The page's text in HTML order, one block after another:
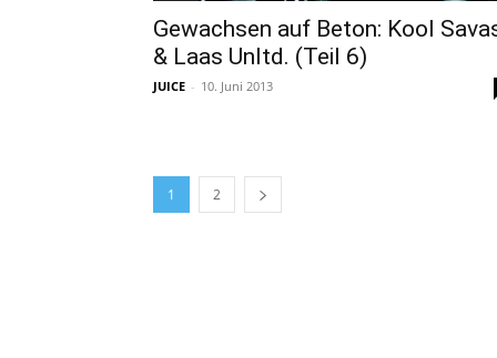
Gewachsen auf Beton: Kool
& Laas Unltd. (Teil 6)
JUICE - 10. Juni 2013
1 2